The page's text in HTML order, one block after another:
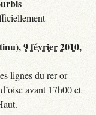
9 février 2010,
lignes du rer or
avant 17h00 et